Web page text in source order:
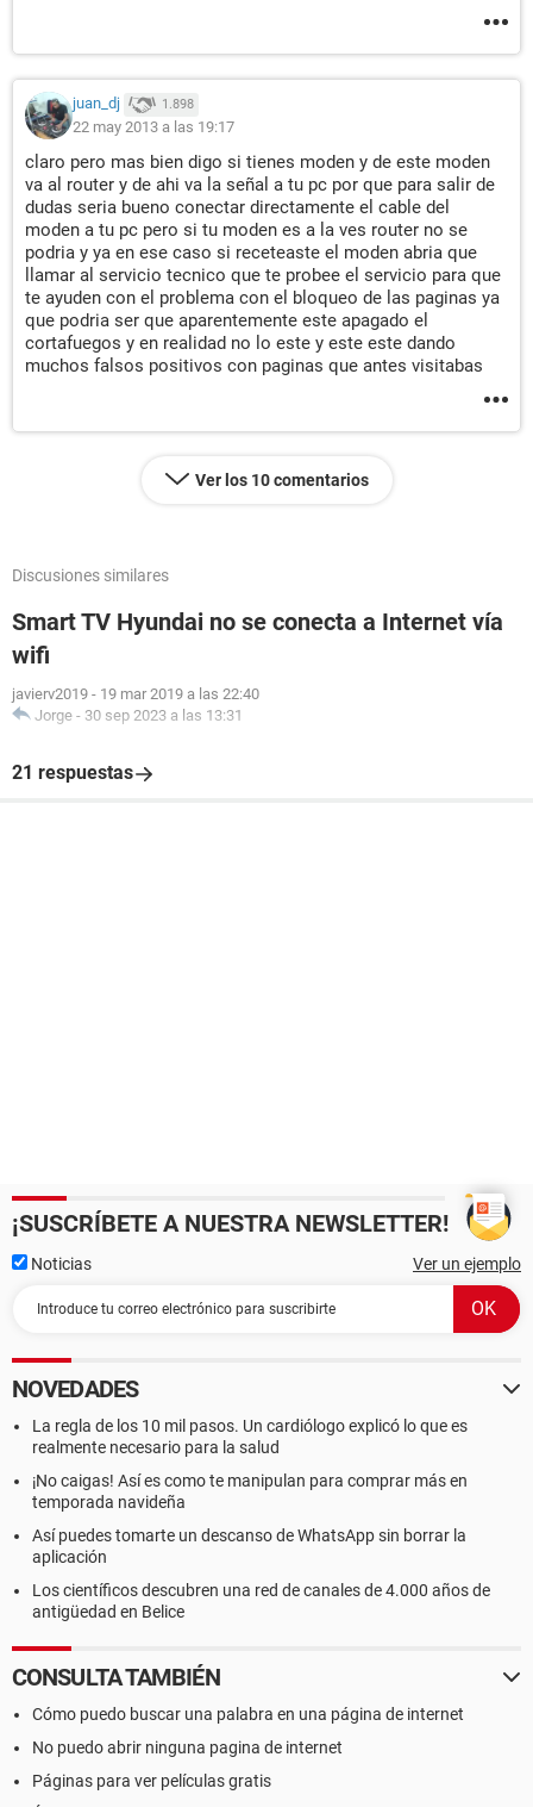
juan_dj 1.898
22 may 2013 a las 19:17
claro pero mas bien digo si tienes moden y de este moden
va al router y de ahi va la señal a tu pc por que para salir de
dudas seria bueno conectar directamente el cable del
moden a tu pc pero si tu moden es a la ves router no se
podria y ya en ese caso si receteaste el moden abria que
llamar al servicio tecnico que te probee el servicio para que
te ayuden con el problema con el bloqueo de las paginas ya
que podria ser que aparentemente este apagado el
cortafuegos y en realidad no lo este y este este dando
muchos falsos positivos con paginas que antes visitabas
Ver los 10 comentarios
Discusiones similares
Smart TV Hyundai no se conecta a Internet vía
wifi
javierv2019 - 19 mar 2019 a las 22:40
Jorge - 30 sep 2023 a las 13:31
21 respuestas
¡SUSCRÍBETE A NUESTRA NEWSLETTER!
Noticias Ver un ejemplo
NOVEDADES
La regla de los 10 mil pasos. Un cardiólogo explicó lo que es
realmente necesario para la salud
¡No caigas! Así es como te manipulan para comprar más en
temporada navideña
Así puedes tomarte un descanso de WhatsApp sin borrar la
aplicación
Los científicos descubren una red de canales de 4.000 años de
antigüedad en Belice
CONSULTA TAMBIÉN
Cómo puedo buscar una palabra en una página de internet
No puedo abrir ninguna pagina de internet
Páginas para ver películas gratis